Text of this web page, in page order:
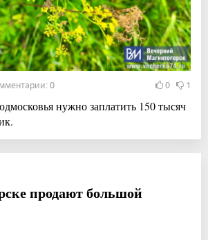
0 0 1
нужно заплатить 150 тысяч
продают большой